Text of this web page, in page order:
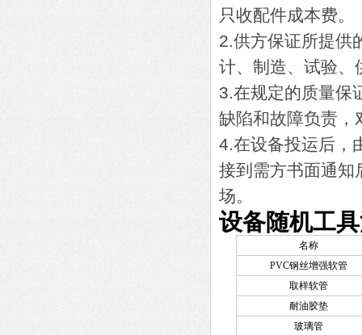
只收配件成本费。
2.供方保证所提供
计、制造、试验、
3.在规定的质量保
缺陷和故障负责，
4.在设备投运后，
接到需方书面通知
场。
设备随机工
名称
PVC钢丝增强软管
取样软管
耐油胶垫
玻璃管